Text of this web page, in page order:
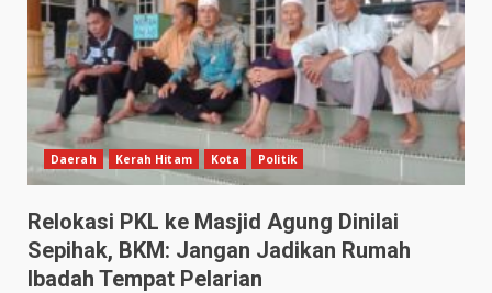
Daerah Kerah Hitam Kota Politik
Relokasi PKL ke Masjid Agung Dinilai
Sepihak, BKM: Jangan Jadikan Rumah
Ibadah Tempat Pelarian